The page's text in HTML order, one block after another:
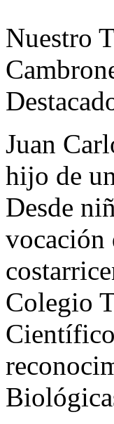
Nuestro
Juan
hijo de
Desde
vocación
Colegio